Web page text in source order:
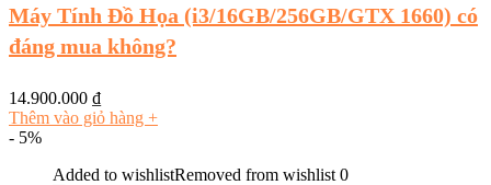
Máy Tính Đồ Họa (i3/16GB/256GB/GTX 1660) có
đáng mua không?
14.900.000 ₫
Thêm vào giỏ hàng +
- 5%
Added to wishlistRemoved from wishlist 0